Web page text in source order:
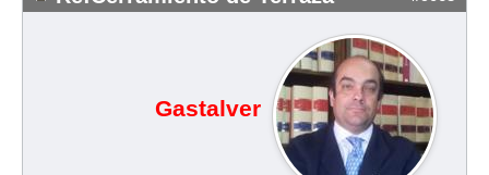
Entrar / Salir
Gastalver